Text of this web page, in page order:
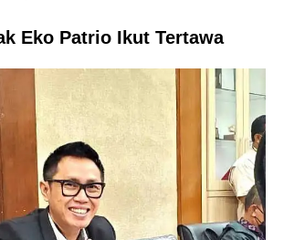
Eko Patrio Ikut Tertawa